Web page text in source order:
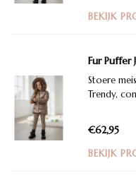
BEKIJK
Fur Puffer
Stoere
Trendy,
€62,95
BEKIJK